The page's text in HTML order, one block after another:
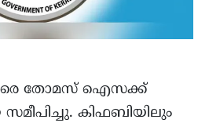
തോമസ് ഐസക്ക്
കിഫബിയിലും